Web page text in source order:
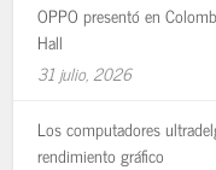
OPPO presentó en
Hall
31 julio, 2026
Los computadores
rendimiento gráfico